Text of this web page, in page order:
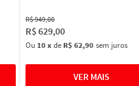
R$949,00
R$629,00
Ou 10xde R$ 62,90 sem juros